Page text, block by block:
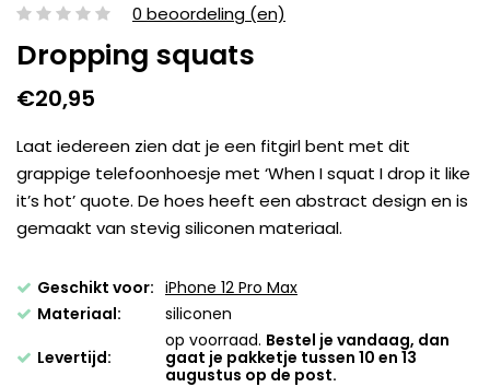
0 beoordeling (en)
Dropping squats
€20,95
Laat iedereen zien dat je een fitgirl bent met dit
grappige telefoonhoesje met ‘When I squat I drop it like
it’s hot’ quote. De hoes heeft een abstract design en is
gemaakt van stevig siliconen materiaal.
Geschikt voor: iPhone 12 Pro Max
Materiaal:
siliconen
Levertijd:
op voorraad. Bestel je vandaag, dan
gaat je pakketje tussen 10 en 13
augustus op de post.